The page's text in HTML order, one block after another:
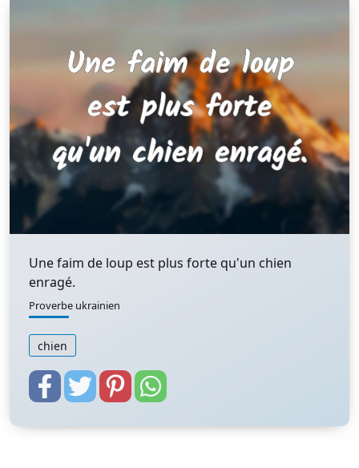
Une faim de loup est plus forte qu'un chien
enragé.
Proverbe ukrainien
chien